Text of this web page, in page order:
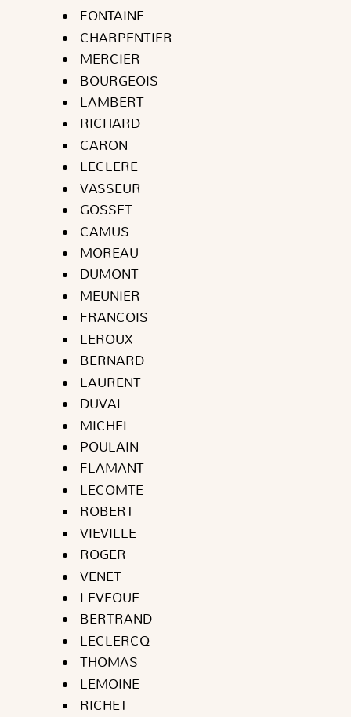
FONTAINE
CHARPENTIER
MERCIER
BOURGEOIS
LAMBERT
RICHARD
CARON
LECLERE
VASSEUR
GOSSET
CAMUS
MOREAU
DUMONT
MEUNIER
FRANCOIS
LEROUX
BERNARD
LAURENT
DUVAL
MICHEL
POULAIN
FLAMANT
LECOMTE
ROBERT
VIEVILLE
ROGER
VENET
LEVEQUE
BERTRAND
LECLERCQ
THOMAS
LEMOINE
RICHET